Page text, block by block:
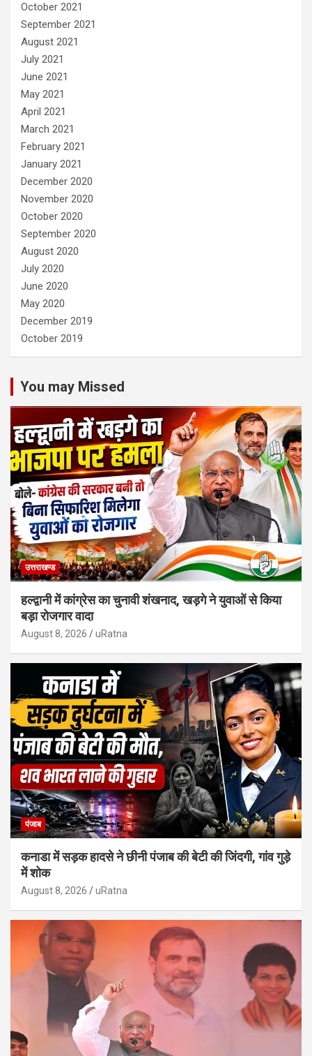
October 2021
September 2021
August 2021
July 2021
June 2021
May 2021
April 2021
March 2021
February 2021
January 2021
December 2020
November 2020
October 2020
September 2020
August 2020
July 2020
June 2020
May 2020
December 2019
October 2019
You may Missed
उत्तराखण्ड
हल्द्वानी में कांग्रेस का चुनावी शंखनाद, खड़गे ने युवाओं से किया
बड़ा रोजगार वादा
August 8, 2026 uRatna
पंजाब
कनाडा में सड़क हादसे ने छीनी पंजाब की बेटी की जिंदगी, गांव गुड़े
में शोक
August 8, 2026 uRatna